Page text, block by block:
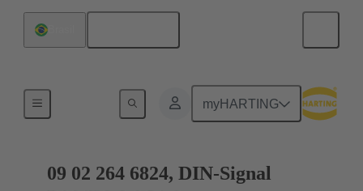
myHARTING
Conexão da placa-mãe para placa-filha
09 02 264 6824, DIN-Signal